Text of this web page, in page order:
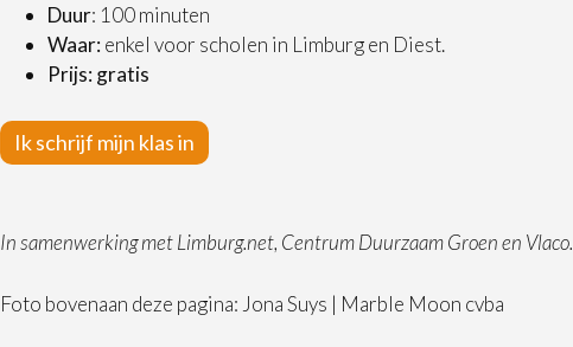
Duur: 100 minuten
Waar: enkel voor scholen in Limburg en Diest.
Prijs: gratis
Ik schrijf mijn klas in
In samenwerking met Limburg.net, CentrumDuurzaam Groenen Vlaco.
Foto bovenaan deze pagina: Jona Suys | Marble Moon cvba